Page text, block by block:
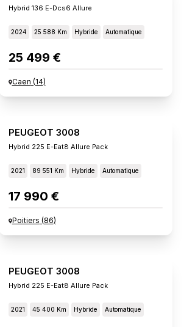
Hybrid 136 E-Dcs6 Allure
2024 25 588 Km Hybride Automatique
25 499 €
Caen (14)
PEUGEOT 3008
Hybrid 225 E-Eat8 Allure Pack
2021 89 551 Km Hybride Automatique
17 990 €
Poitiers (86)
PEUGEOT 3008
Hybrid 225 E-Eat8 Allure Pack
2021 45 400 Km Hybride Automatique